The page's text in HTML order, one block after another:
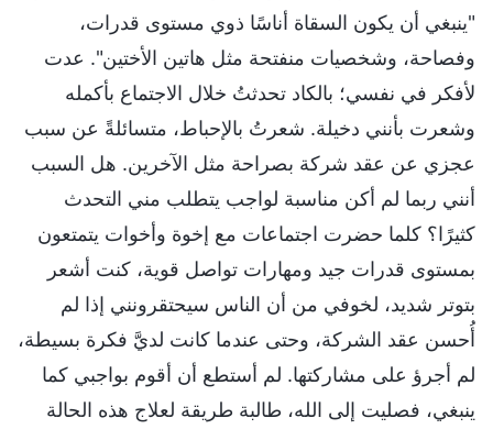
"ينبغي أن يكون السقاة أناسًا ذوي مستوى قدرات،
وفصاحة، وشخصيات منفتحة مثل هاتين الأختين". عدت
لأفكر في نفسي؛ بالكاد تحدثتُ خلال الاجتماع بأكمله
وشعرت بأنني دخيلة. شعرتُ بالإحباط، متسائلةً عن سبب
عجزي عن عقد شركة بصراحة مثل الآخرين. هل السبب
أنني ربما لم أكن مناسبة لواجب يتطلب مني التحدث
كثيرًا؟ كلما حضرت اجتماعات مع إخوة وأخوات يتمتعون
بمستوى قدرات جيد ومهارات تواصل قوية، كنت أشعر
بتوتر شديد، لخوفي من أن الناس سيحتقرونني إذا لم
أُحسن عقد الشركة، وحتى عندما كانت لديَّ فكرة بسيطة،
لم أجرؤ على مشاركتها. لم أستطع أن أقوم بواجبي كما
ينبغي، فصليت إلى الله، طالبة طريقة لعلاج هذه الحالة